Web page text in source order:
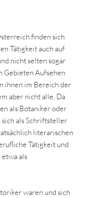
finden sich
Tätigkeit auch auf
nicht selten sogar
Gebieten Aufsehen
ihnen im Bereich der
aber nicht alle. Da
als Botaniker oder
als Schriftsteller
literarischen
Tätigkeit und
als
waren und sich